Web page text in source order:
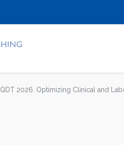
QDT 2026. Optimizing Clinical and